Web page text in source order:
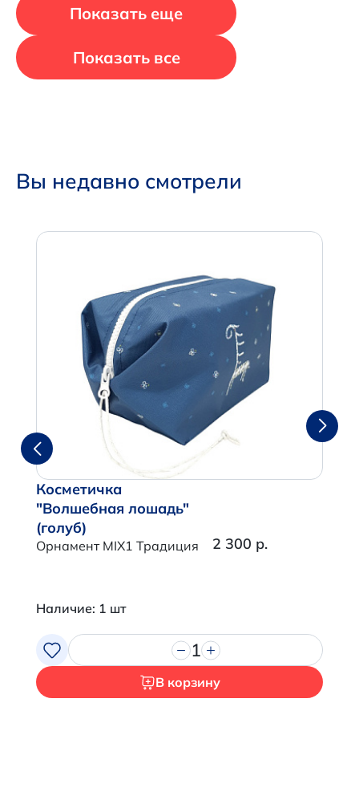
Показать еще
Показать все
Вы недавно смотрели
Косметичка
"Волшебная лошадь"
(голуб)
Орнамент MIX1 Традиция 2 300 р.
Наличие: 1 шт
1
В корзину